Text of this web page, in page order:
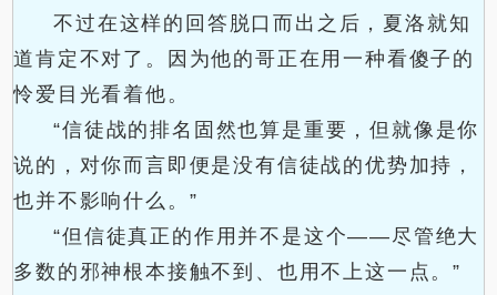
不过在这样的回答脱口而出之后，夏洛就知
道肯定不对了。因为他的哥正在用一种看傻子的
怜爱目光看着他。
“信徒战的排名固然也算是重要，但就像是你
说的，对你而言即便是没有信徒战的优势加持，
也并不影响什么。”
“但信徒真正的作用并不是这个——尽管绝大
多数的邪神根本接触不到、也用不上这一点。”